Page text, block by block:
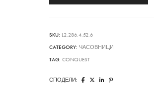
SKU: L2.286.4.52.6
CATEGORY: ЧАСОВНИЦИ
TAG:CONQUEST
СПОДЕЛИ: